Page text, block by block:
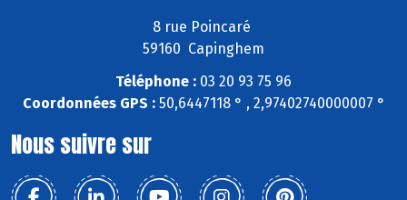
8 rue Poincaré
59160 Capinghem
Téléphone : 03 20 93 75 96
Coordonnées GPS :50,6447118 ° , 2,97402740000007 °
Nous suivre sur